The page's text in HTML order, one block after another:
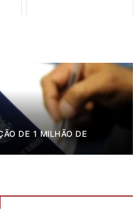
DE 1 MILHÃO DE